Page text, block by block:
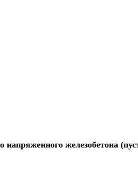
напряженного железобетона